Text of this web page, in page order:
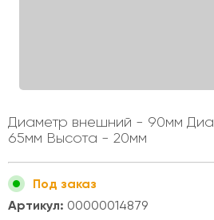
Диаметр внешний - 90мм
65мм Высота - 20мм
Под заказ
Артикул: 00000014879